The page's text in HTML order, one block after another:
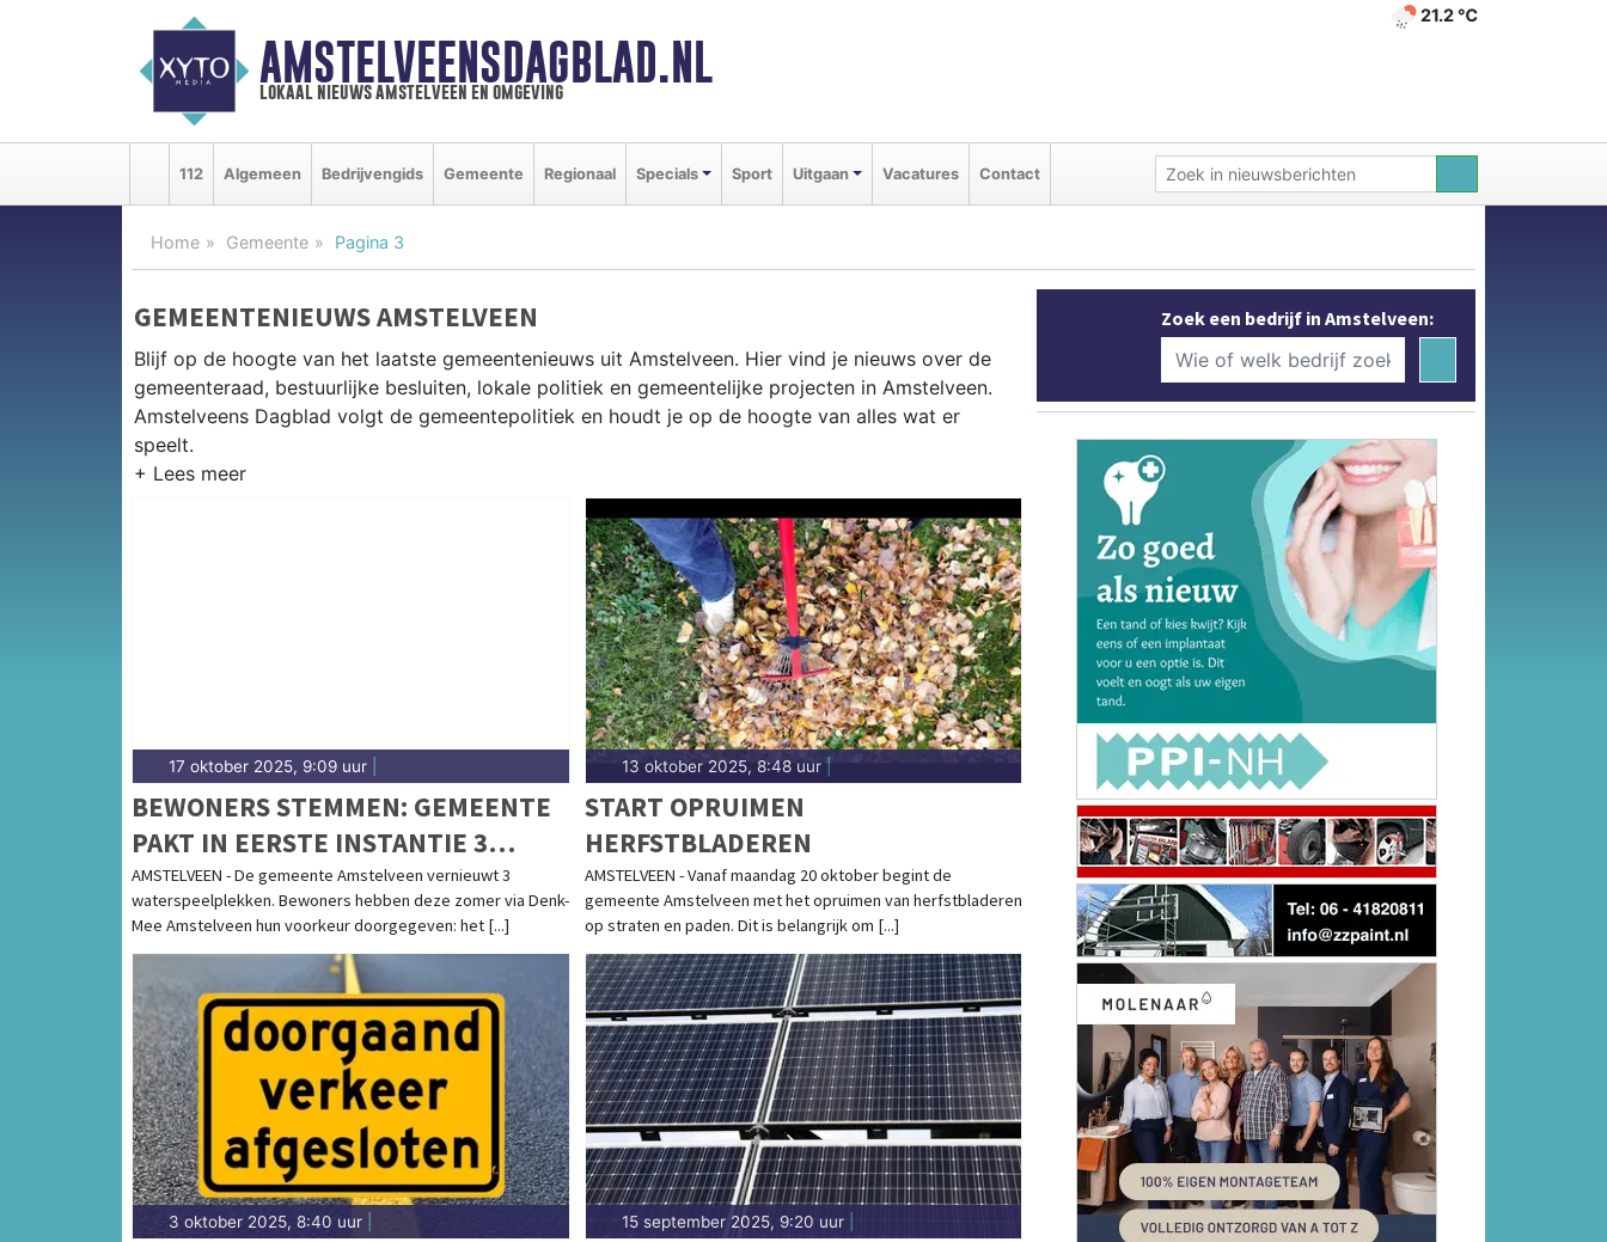
AMSTELVEENSDAGBLAD.NL
lokaal nieuws amstelveen en omgeving
21.2 ℃
112 Algemeen Bedrijvengids Gemeente Regionaal Specials Sport Uitgaan Vacatures Contact
Home Gemeente Pagina 3
GEMEENTENIEUWS AMSTELVEEN
Blijf op de hoogte van het laatste gemeentenieuws uit Amstelveen. Hier vind je nieuws over de
gemeenteraad, bestuurlijke besluiten, lokale politiek en gemeentelijke projecten in Amstelveen.
Amstelveens Dagblad volgt de gemeentepolitiek en houdt je op de hoogte van alles wat er
speelt.
Van de herontwikkeling van het Stadshart en de tramlijn tot besluiten over woningbouw en de
relatie met Amsterdam in de groeiende gemeente Amstelveen. Hier vind je het complete
17 oktober 2025, 9:09 uur
BEWONERS STEMMEN: GEMEENTE
PAKT IN EERSTE INSTANTIE 3
WATERSPEELPLEKKEN AAN
AMSTELVEEN - De gemeente Amstelveen vernieuwt 3
waterspeelplekken. Bewoners hebben deze zomer via Denk-
Mee Amstelveen hun voorkeur doorgegeven: het [...]
13 oktober 2025, 8:48 uur|
START OPRUIMEN
HERFSTBLADEREN
AMSTELVEEN - Vanaf maandag 20 oktober begint de
gemeente Amstelveen met het opruimen van herfstbladeren
op straten en paden. Dit is belangrijk om [...]
3 oktober 2025, 8:40 uur 15 september 2025, 9:20 uur|
Zoek een bedrijf in Amstelveen: